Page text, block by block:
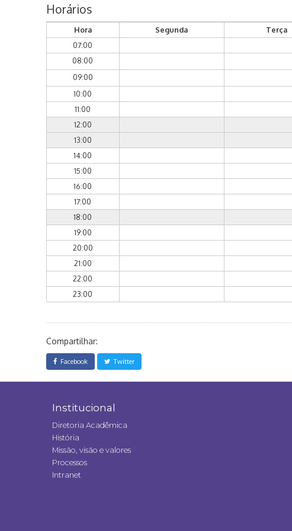
Horários
Hora Segunda Terça
07:00
08:00
09:00
10:00
11:00
12:00
13:00
14:00
15:00
16:00
17:00
18:00
19:00
20:00
21:00
22:00
23:00
Compartilhar:
Facebook Twitter
Institucional
Diretoria Acadêmica
História
Missão, visão e valores
Processos
Intranet